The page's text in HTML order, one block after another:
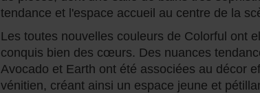
tendance et l'espace accueil au centre de la
Les toutes nouvelles couleurs de Colorful ont
conquis bien des cœurs. Des nuances
Avocado et Earth ont été associées au décor
vénitien, créant ainsi un espace jeune et